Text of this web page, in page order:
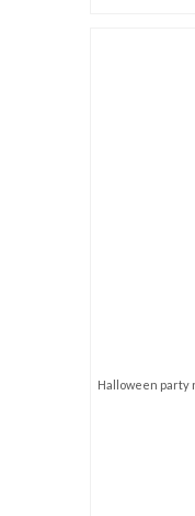
Halloween party